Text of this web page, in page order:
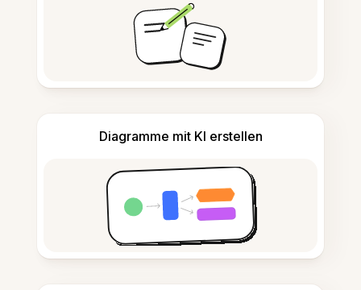
Diagramme mit KI erstellen